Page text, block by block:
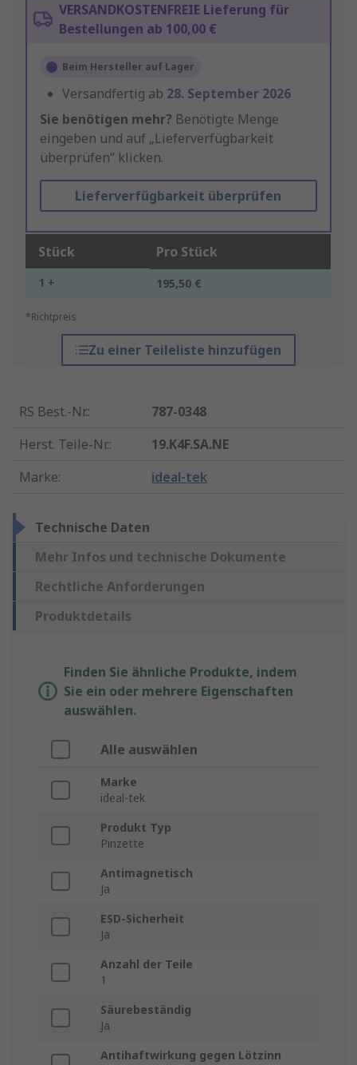
VERSANDKOSTENFREIE Lieferung für
Bestellungen ab 100,00 €
Beim Hersteller auf Lager
Versandfertig ab 28. September 2026
Sie benötigen mehr? Benötigte Menge
eingeben und auf „Lieferverfügbarkeit
überprüfen“ klicken.
Lieferverfügbarkeit überprüfen
Stück Pro Stück
1 + 195,50 €
*Richtpreis
Zu einer Teileliste hinzufügen
RS Best.-Nr.:
787-0348
Herst. Teile-Nr.:
19.K4F.SA.NE
Marke: ideal-tek
Technische Daten
Mehr Infos und technische Dokumente
Rechtliche Anforderungen
Produktdetails
Finden Sie ähnliche Produkte, indem
Sie ein oder mehrere Eigenschaften
auswählen.
Alle auswählen
Marke
ideal-tek
Produkt Typ
Pinzette
Antimagnetisch
Ja
ESD-Sicherheit
Ja
Anzahl der Teile
1
Säurebeständig
Ja
Antihaftwirkung gegen Lötzinn